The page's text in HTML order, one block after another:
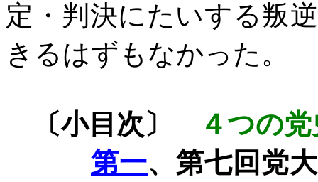
定・判決にたいする叛
きるはずもなかった。
〔小目次〕
４つの
第一、第七回党